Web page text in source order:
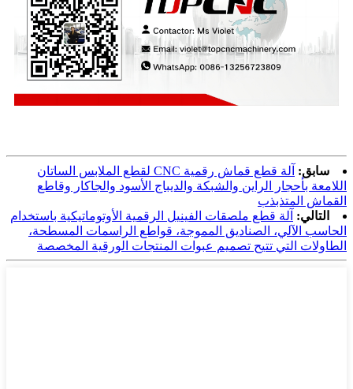
سابق:
آلة قطع قماش رقمية CNC لقطع الملابس الساتان
اللامعة بأحجار الراين والشبكة والديباج الأسود والجاكار وقاطع
القماش المتذبذب
التالي: آلة قطع ملصقات الفينيل الرقمية الأوتوماتيكية باستخدام
الحاسب الآلي، الصناديق المموجة، قواطع الراسمات المسطحة،
الطاولات التي تتيح تصميم عبوات المنتجات الورقية المخصصة